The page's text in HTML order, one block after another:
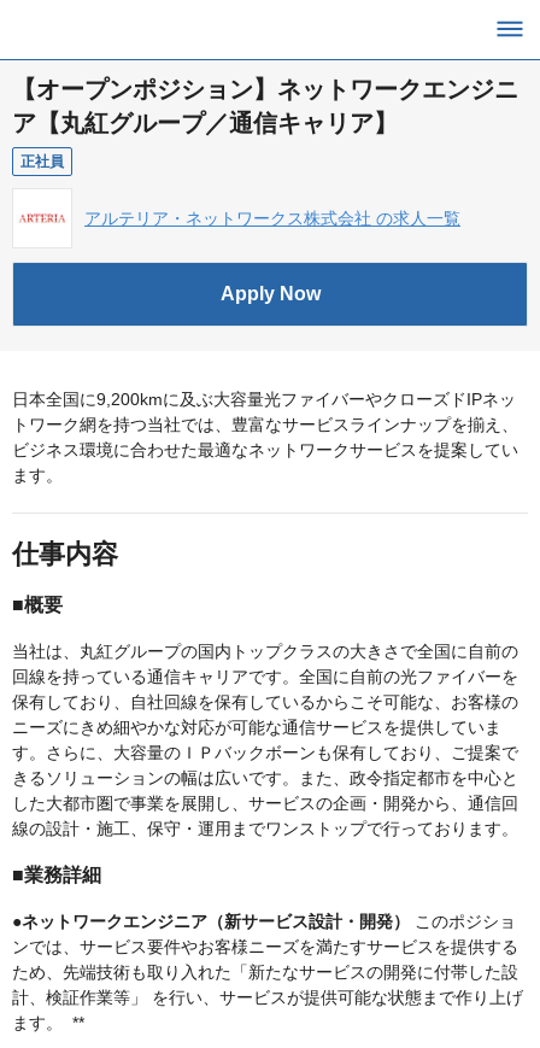
【オープンポジション】ネットワークエンジニ
ア【丸紅グループ／通信キャリア】
正社員
アルテリア・ネットワークス株式会社 の求人一覧
Apply Now
日本全国に9,200kmに及ぶ大容量光ファイバーやクローズドIPネッ
トワーク網を持つ当社では、豊富なサービスラインナップを揃え、
ビジネス環境に合わせた最適なネットワークサービスを提案してい
ます。
仕事内容
■概要
当社は、丸紅グループの国内トップクラスの大きさで全国に自前の
回線を持っている通信キャリアです。全国に自前の光ファイバーを
保有しており、自社回線を保有しているからこそ可能な、お客様の
ニーズにきめ細やかな対応が可能な通信サービスを提供していま
す。さらに、大容量のＩＰバックボーンも保有しており、ご提案で
きるソリューションの幅は広いです。また、政令指定都市を中心と
した大都市圏で事業を展開し、サービスの企画・開発から、通信回
線の設計・施工、保守・運用までワンストップで行っております。
■業務詳細
●ネットワークエンジニア（新サービス設計・開発）
このポジショ
ンでは、サービス要件やお客様ニーズを満たすサービスを提供する
ため、先端技術も取り入れた「新たなサービスの開発に付帯した設
計、検証作業等」 を行い、サービスが提供可能な状態まで作り上げ
ます。 **